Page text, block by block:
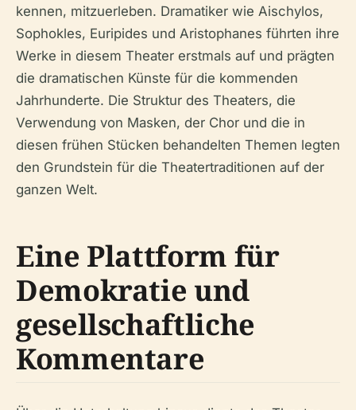
kennen, mitzuerleben. Dramatiker wie Aischylos,
Sophokles, Euripides und Aristophanes führten ihre
Werke in diesem Theater erstmals auf und prägten
die dramatischen Künste für die kommenden
Jahrhunderte. Die Struktur des Theaters, die
Verwendung von Masken, der Chor und die in
diesen frühen Stücken behandelten Themen legten
den Grundstein für die Theatertraditionen auf der
ganzen Welt.
Eine Plattform für
Demokratie und
gesellschaftliche
Kommentare